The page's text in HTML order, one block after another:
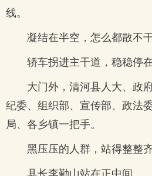
线。
凝结在半空，怎么都散不干
轿车拐进主干道，稳稳停
大门外，清河县人大、政
纪委、组织部、宣传部、政法
局、各乡镇一把手。
黑压压的人群，站得整整
县长李勤山站在正中间。